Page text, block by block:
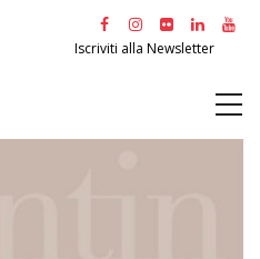
Iscriviti alla Newsletter